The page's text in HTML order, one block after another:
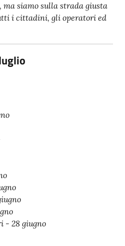
ma siamo sulla strada giusta
i cittadini, gli operatori ed
- 28 giugno